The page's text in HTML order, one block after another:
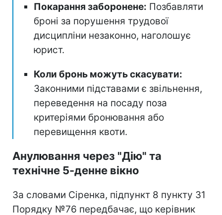
Покарання заборонене: Позбавляти
броні за порушення трудової
дисципліни незаконно, наголошує
юрист.
Коли бронь можуть скасувати:
Законними підставами є звільнення,
переведення на посаду поза
критеріями бронювання або
перевищення квоти.
Анулювання через "Дію" та
технічне 5-денне вікно
За словами Сіренка, підпункт 8 пункту 31
Порядку №76 передбачає, що керівник